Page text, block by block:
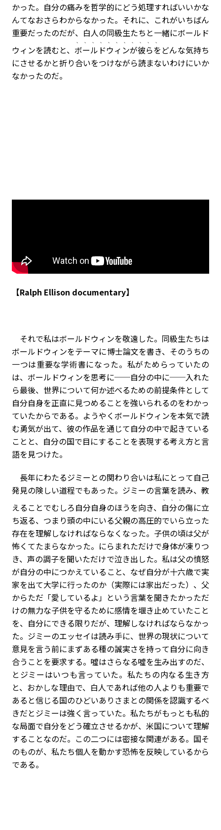
かった。 自分の痛みを哲学的にどう処理すればいいかな
んてなおさらわからなかった。それに、これがいちばん
重要だったのだが、白人の同級生たちと一緒にボールド
ウィンを読むと、 ボールドウィンが彼らを
、、、、、、、、、、、
どんな気持ち
にさせるかと折り合いをつけながら読まないわけにいか
なかったのだ。
【Ralph Ellison documentary】
それで私はボールドウィンを敬遠した。同級生たちは
ボールドウィンをテーマに博士論文を書き、そのうちの
一つは重要な学術書になった。私がためらっていたの
は、ボールドウィンを思考に──自分の中に──入れた
ら最後、世界について何か述べるための前提条件として
自分自身を正直に見つめることを強いられるのをわかっ
ていたからである。ようやくボールドウィンを本気で読
む勇気が出て、彼の作品を通じて自分の中で起きている
ことと、自分の国で目にすることを表現する考え方と言
語を見つけた。
長年にわたるジミーとの関わり合いは私にとって自己
発見の険しい道程でもあった。ジミーの言葉を読み、教
えることでむしろ自分自身のほうを向き、 自分の
、、、
傷に立
ち返る、つまり頭の中にいる父親の高圧的でいら立った
存在を理解しなければならなくなった。子供の頃は父が
怖くてたまらなかった。にらまれただけで身体が凍りつ
き、声の調子を聞いただけで泣き出した。私は父の憤怒
が自分の中につかえていること、なぜ自分が十六歳で実
家を出て大学に行ったのか（実際には家出だった）、父
からただ「愛しているよ」という言葉を聞きたかっただ
けの無力な子供を守るために感情を堰き止めていたこと
を、自分にできる限りだが、理解しなければならなかっ
た。ジミーのエッセイは読み手に、世界の現状について
意見を言う前にまずある種の誠実さを持って自分に向き
合うことを要求する。噓はさらなる噓を生み出すのだ、
とジミーはいつも言っていた。私たちの内なる生き方
と、おかしな理由で、白人であれば他の人よりも重要で
あると信じる国のひどいありさまとの関係を認識するべ
きだとジミーは強く言っていた。私たちがもっとも私的
な局面で自分をどう確立させるかが、米国について理解
することなのだ。この二つには密接な関連がある。国そ
のものが、私たち個人を動かす恐怖を反映しているから
である。